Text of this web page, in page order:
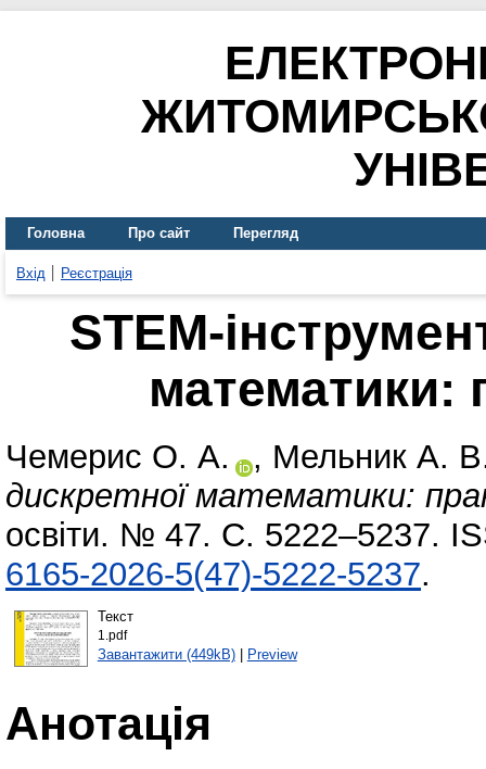
Головна Про сайт Перегляд
Вхід Реєстрація
STEM-
математики:
Чемерис О. А. , Мельник А.
дискретної математики:
освіти. № 47. С. 5222–5237.
6165-2026-5(47)-5222-5237.
Текст
1.pdf
Завантажити (449kB)| Preview
Анотація